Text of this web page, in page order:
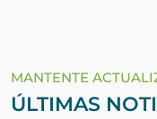
MANTENTE
ÚLTIMAS